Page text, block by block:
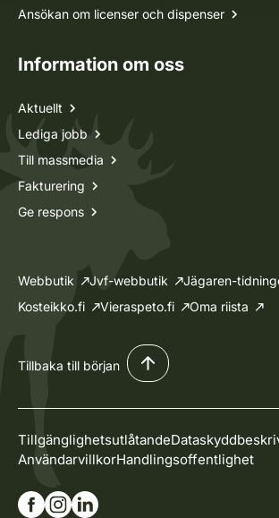
Ansökan om licenser och dispenser
Information om oss
Aktuellt
Lediga jobb
Till massmedia
Fakturering
Ge respons
Webbutik Jvf-webbutik
Jägaren-
Kosteikko.fi
Vieraspeto.fi Oma riista
Tillbaka till början
Tillgänglighetsutlåtande
AnvändarvillkorHandlingsoffentlighet